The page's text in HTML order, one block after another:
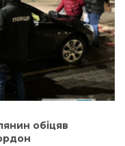
обіцяв